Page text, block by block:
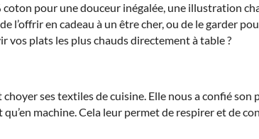
pour une douceur inégalée, une illustration
l’offrir en cadeau à un être cher, ou de le garder
vos plats les plus chauds directement à table ?
ses textiles de cuisine. Elle nous a confié
machine. Cela leur permet de respirer et de